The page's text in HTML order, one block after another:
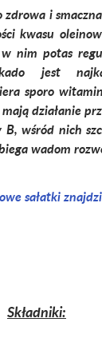
i
kwasu
nim potas
jest
sporo
działanie
wśród nich
wadom
sałatki
Składniki: